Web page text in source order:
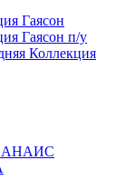
Гаясон
Гаясон п/у
Коллекция
АНАИС